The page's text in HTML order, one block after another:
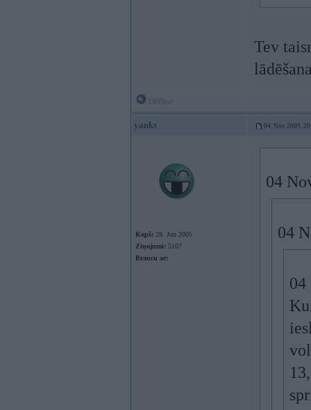
Tev
yanks 04. Nov 2009,
Kopš: 28. Jun 2005
Ziņojumi: 5107
Braucu ar:
04
04
04